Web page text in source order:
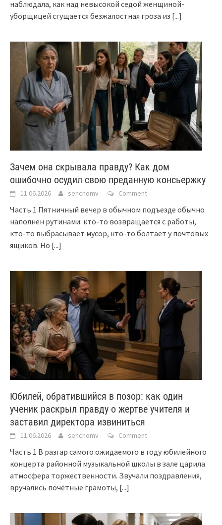
наблюдала, как над невысокой седой женщиной-
уборщицей сгущается безжалостная гроза из [...]
Зачем она скрывала правду? Как дом
ошибочно осудил свою преданную консьержку
11.06.2026 senchomv Comment
Часть 1 Пятничный вечер в обычном подъезде обычно
наполнен рутинами: кто-то возвращается с работы,
кто-то выбрасывает мусор, кто-то болтает у почтовых
ящиков. Но [...]
Юбилей, обратившийся в позор: как один
ученик раскрыл правду о жертве учителя и
заставил директора извиниться
11.06.2026 senchomv Comment
Часть 1 В разгар самого ожидаемого в году юбилейного
концерта районной музыкальной школы в зале царила
атмосфера торжественности. Звучали поздравления,
вручались почётные грамоты, [...]